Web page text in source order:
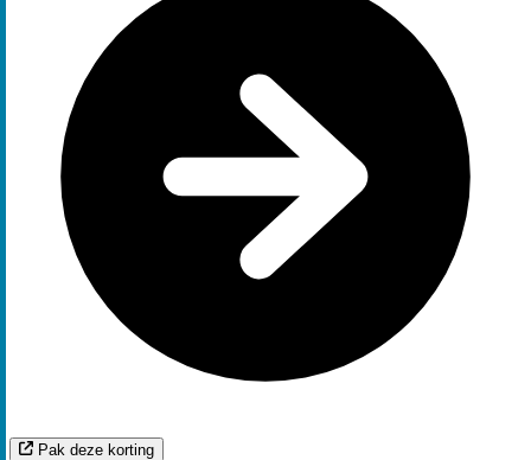
Pak deze korting